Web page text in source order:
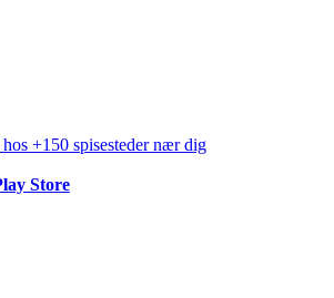
+150 spisesteder nær dig
Store